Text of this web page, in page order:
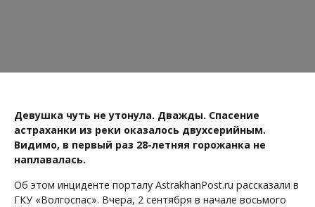
Девушка чуть не утонула. Дважды. Спасение
астраханки из реки оказалось двухсерийным.
Видимо, в первый раз 28-летняя горожанка не
наплавалась.
Об этом инциденте порталу AstrakhanPost.ru рассказали в
ГКУ «Волгоспас». Вчера, 2 сентября в начале восьмого